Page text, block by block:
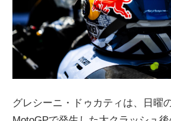
グレシーニ・ドゥカティは、日曜